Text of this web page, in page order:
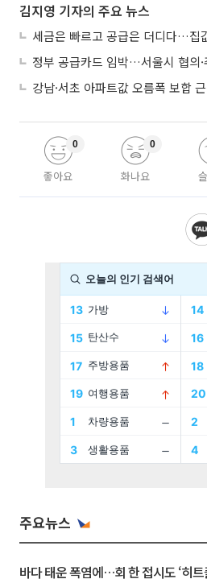
김지영 기자의 주요 뉴스
세금은 빠르고 공급은 더디다…집
좋아요
0
화나요
0
주요뉴스
바다 태운 폭염에…회 한 접시도 ‘히트